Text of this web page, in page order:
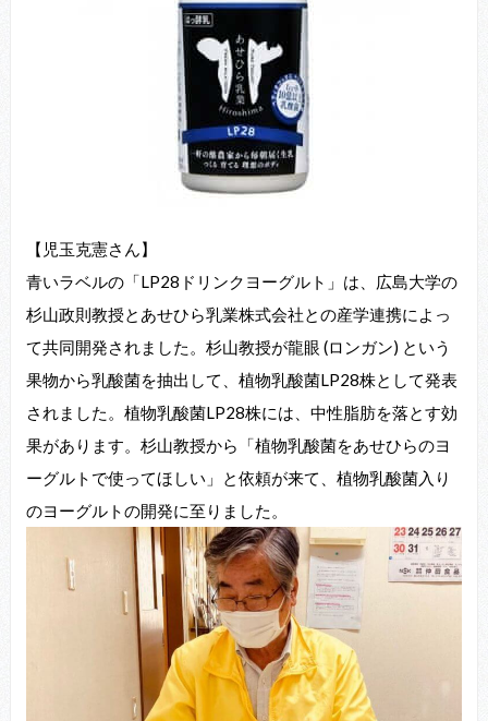
【児玉克憲さん】
青いラベルの「LP28ドリンクヨーグルト」は、広島大学の
杉山政則教授とあせひら乳業株式会社との産学連携によっ
て共同開発されました。杉山教授が龍眼 (ロンガン) という
果物から乳酸菌を抽出して、植物乳酸菌LP28株として発表
されました。植物乳酸菌LP28株には、中性脂肪を落とす効
果があります。杉山教授から「植物乳酸菌をあせひらのヨ
ーグルトで使ってほしい」と依頼が来て、植物乳酸菌入り
のヨーグルトの開発に至りました。